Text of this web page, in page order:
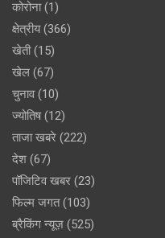
कोरोना(1)
क्षेत्रीय(366)
खेती(15)
खेल (67)
चुनाव(10)
ज्योतिष(12)
ताजा खबरे (222)
देश (67)
पॉजिटिव खबर (23)
फिल्म जगत(103)
ब्रैकिंग न्यूज़ (525)